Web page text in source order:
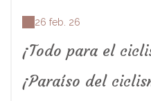
26 feb. 26
¡Todo para el
¡Paraíso del